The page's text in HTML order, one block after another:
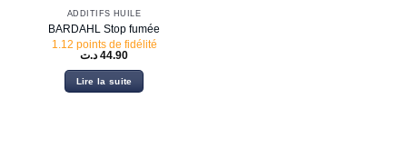
ADDITIFS HUILE
BARDAHL Stop fumée
1.12 points de fidélité
44.90 د.ت
Lire la suite